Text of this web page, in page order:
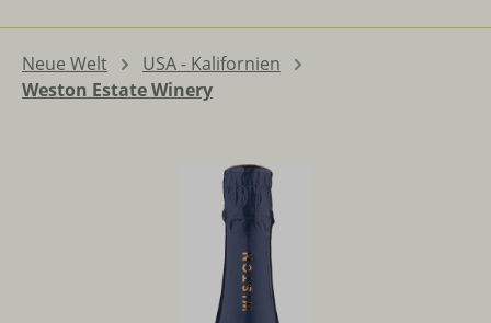
Neue Welt
USA - Kalifornien
Weston Estate Winery